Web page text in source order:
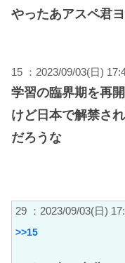
やったあアスペ君
15 ：2023/09/03(日)
学習の臨界期を再
けど日本で解禁さ
だろうな
29 ：2023/09/03(日)
>>15